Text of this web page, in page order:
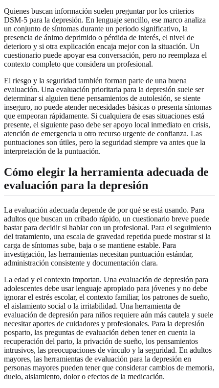
Quienes buscan información suelen preguntar por los criterios
DSM-5 para la depresión. En lenguaje sencillo, ese marco analiza
un conjunto de síntomas durante un periodo significativo, la
presencia de ánimo deprimido o pérdida de interés, el nivel de
deterioro y si otra explicación encaja mejor con la situación. Un
cuestionario puede apoyar esa conversación, pero no reemplaza el
contexto completo que considera un profesional.
El riesgo y la seguridad también forman parte de una buena
evaluación. Una evaluación prioritaria para la depresión suele ser
determinar si alguien tiene pensamientos de autolesión, se siente
inseguro, no puede atender necesidades básicas o presenta síntomas
que empeoran rápidamente. Si cualquiera de esas situaciones está
presente, el siguiente paso debe ser apoyo local inmediato en crisis,
atención de emergencia u otro recurso urgente de confianza. Las
puntuaciones son útiles, pero la seguridad siempre va antes que la
interpretación de la puntuación.
Cómo elegir la herramienta adecuada de
evaluación para la depresión
La evaluación adecuada depende de por qué se está usando. Para
adultos que buscan un cribado rápido, un cuestionario breve puede
bastar para decidir si hablar con un profesional. Para el seguimiento
del tratamiento, una escala de gravedad repetida puede mostrar si la
carga de síntomas sube, baja o se mantiene estable. Para
investigación, las herramientas necesitan puntuación estándar,
administración consistente y documentación clara.
La edad y el contexto importan. Una evaluación de depresión para
adolescentes debe usar lenguaje apropiado para jóvenes y no debe
ignorar el estrés escolar, el contexto familiar, los patrones de sueño,
el aislamiento social o la irritabilidad. Una herramienta de
evaluación de depresión para niños requiere aún más cautela y suele
necesitar aportes de cuidadores y profesionales. Para la depresión
posparto, las preguntas de evaluación deben tener en cuenta la
recuperación del parto, la privación de sueño, los pensamientos
intrusivos, las preocupaciones de vínculo y la seguridad. En adultos
mayores, las herramientas de evaluación para la depresión en
personas mayores pueden tener que considerar cambios de memoria,
duelo, aislamiento, dolor o efectos de la medicación.